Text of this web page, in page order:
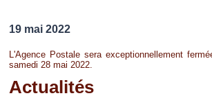
Vos professionnels
19 mai 2022
L'Agence Postale sera exceptionnellement
samedi 28 mai 2022.
Actualités